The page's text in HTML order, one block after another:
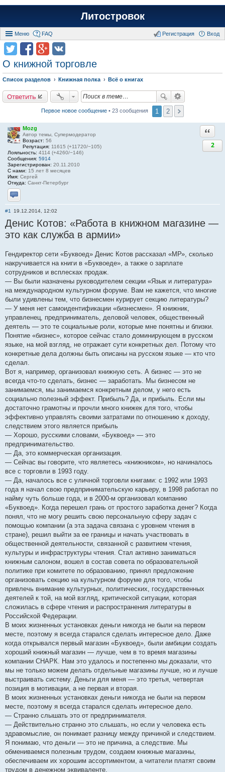
Литостровок
Меню FAQ Вход
Регистрация
О книжной торговле
Список разделов Книжная полка Всё о книгах
Ответить
Первое новое сообщение • 23 сообщения 1 2
Mozg
Автор темы, Супермодератор
Возраст: 56
Репутация: 11615 (+11720/−105)
Лояльность: 4114 (+4260/−146)
Сообщения: 5914
Зарегистрирован: 20.11.2010
С нами: 15 лет 8 месяцев
Имя: Сергей
Откуда: Санкт-Петербург
Отправить личное сообщение
2
#1 19.12.2014, 12:02
Денис Котов: «Работа в книжном магазине —
это как служба в армии»
Гендиректор сети «Буквоед» Денис Котов рассказал «МР», сколько
накручивается на книги в «Буквоеде», а также о зарплате
сотрудников и всплесках продаж.
— Вы были назначены руководителем секции «Язык и литература»
на международном культурном форуме. Вам не кажется, что многие
были удивлены тем, что бизнесмен курирует секцию литературы?
— У меня нет самоидентификации «бизнесмен». Я книжник,
управленец, предприниматель, деловой человек, общественный
деятель — это те социальные роли, которые мне понятны и близки.
Понятие «бизнес», которое сейчас стало доминирующем в русском
языке, на мой взгляд, не отражает сути конкретных дел. Потому что
конкретные дела должны быть описаны на русском языке — кто что
сделал.
Вот я, например, организовал книжную сеть. А бизнес — это не
всегда что-то сделать, бизнес — заработать. Мы бизнесом не
занимаемся, мы занимаемся конкретным делом, у него есть
социально полезный эффект. Прибыль? Да, и прибыль. Если мы
достаточно грамотны и прочли много книжек для того, чтобы
эффективно управлять своими затратами по отношению к доходу,
следствием этого является прибыль
— Хорошо, русскими словами, «Буквоед» — это
предпринимательство.
— Да, это коммерческая организация.
— Сейчас вы говорите, что являетесь «книжником», но начиналось
все с торговли в 1993 году.
— Да, началось все с уличной торговли книгами: с 1992 или 1993
года я начал свою предпринимательскую карьеру, в 1998 работал по
найму чуть больше года, и в 2000-м организовал компанию
«Буквоед». Когда перешел грань от простого заработка денег? Когда
понял, что не могу решить свою персональную сферу задач с
помощью компании (а эта задача связана с уровнем чтения в
стране), решил выйти за ее границы и начать участвовать в
общественной деятельности, связанной с развитием чтения,
культуры и инфраструктуры чтения. Стал активно заниматься
книжным салоном, вошел в состав совета по образовательной
политике при комитете по образованию, принял предложение
организовать секцию на культурном форуме для того, чтобы
привлечь внимание культурных, политических, государственных
деятелей к той, на мой взгляд, критической ситуации, которая
сложилась в сфере чтения и распространения литературы в
Российской Федерации.
В моих жизненных установках деньги никогда не были на первом
месте, поэтому я всегда старался сделать интересное дело. Даже
когда открывался первый магазин «Буквоед», были амбиции создать
хороший книжный магазин — лучше, чем в то время магазины
компании СНАРК. Нам это удалось и постепенно мы доказали, что
мы не только можем делать отдельные магазины лучше, но и лучше
выстраивать систему. Деньги для меня — это третья, четвертая
позиция в мотивации, а не первая и вторая.
В моих жизненных установках деньги никогда не были на первом
месте, поэтому я всегда старался сделать интересное дело.
— Странно слышать это от предпринимателя.
— Действительно странно это слышать, но если у человека есть
здравомыслие, он понимает разницу между причиной и следствием.
Я понимаю, что деньги — это не причина, а следствие. Мы
обмениваемся полезным трудом, создаем книжные магазины,
обеспечиваем их хорошим ассортиментом, а читатели платят своим
трудом в денежном эквиваленте.